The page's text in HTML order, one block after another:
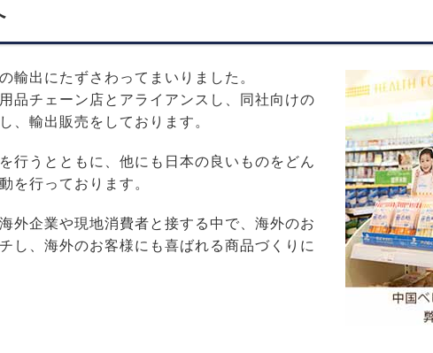
輸出にたずさわってまいりました。
品チェーン店とアライアンスし、同社向けの
、輸出販売をしております。
行うとともに、他にも日本の良いものをどん
を行っております。
外企業や現地消費者と接する中で、海外のお
し、海外のお客様にも喜ばれる商品づくりに